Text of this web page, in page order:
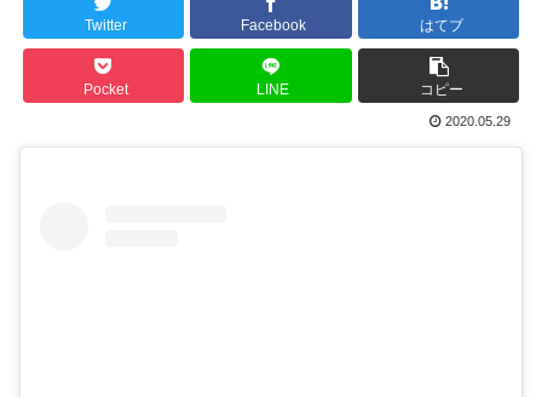
Twitter Facebook はてブ
Pocket LINE コピー
2020.05.29